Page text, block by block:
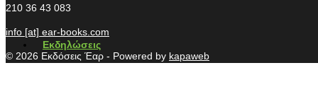
Εκδηλώσεις
210 36 43 083
info [at] ear-books.com
© 2026 Εκδόσεις Έαρ - Powered by kapaweb